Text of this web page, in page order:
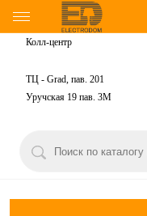
Колл-центр
ТЦ - Grad, пав. 201
Уручская 19 пав. 3М